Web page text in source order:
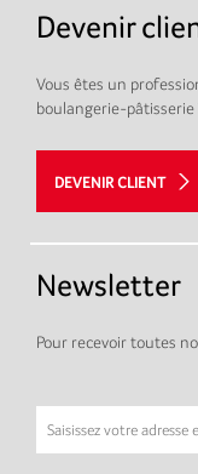
Devenir
Vous êtes un
boulangerie-pâtisserie
DEVENIR CLIENT
Newsletter
Pour recevoir toutes